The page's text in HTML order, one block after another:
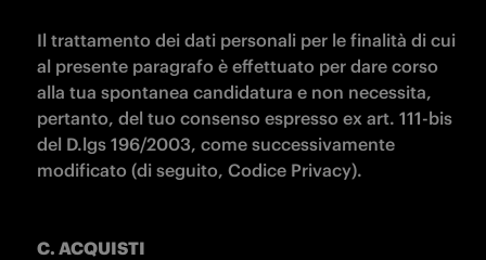
Il trattamento dei dati personali per le finalità di cui
al presente paragrafo è effettuato per dare corso
alla tua spontanea candidatura e non necessita,
pertanto, del tuo consenso espresso ex art. 111-bis
del D.lgs 196/2003, come successivamente
modificato (di seguito, Codice Privacy).
C. ACQUISTI